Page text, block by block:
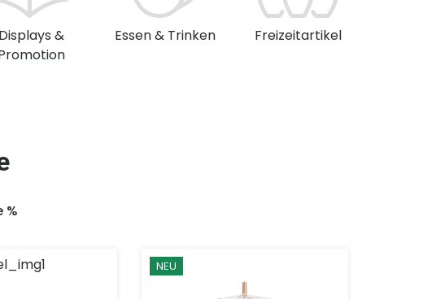
Displays &
Essen & Trinken Freizeitartikel
%
NEU